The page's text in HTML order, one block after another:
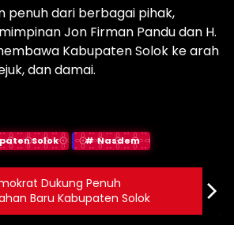
penuh dari berbagai pihak,
Jon Firman Pandu dan H.
Kabupaten Solok ke arah
dan damai.
Solok Nasdem
Dukung Penuh
Baru Kabupaten Solok